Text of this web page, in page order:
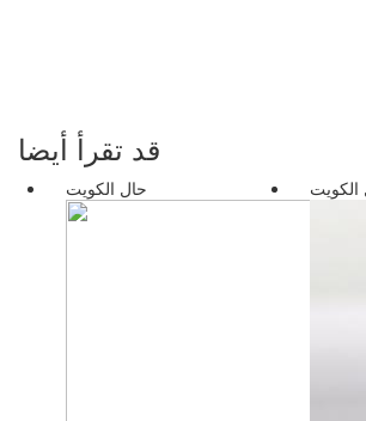
قد تقرأ أيضا
حال الكويت الكويت